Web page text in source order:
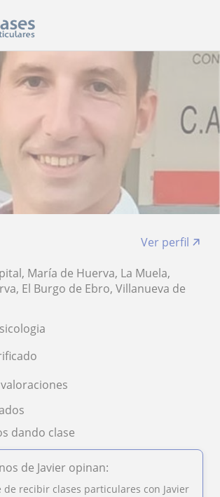
Ver perfil
María de Huerva, La Muela,
El Burgo de Ebro, Villanueva de
dando clase
de Javier opinan:
de recibir clases particulares con Javier